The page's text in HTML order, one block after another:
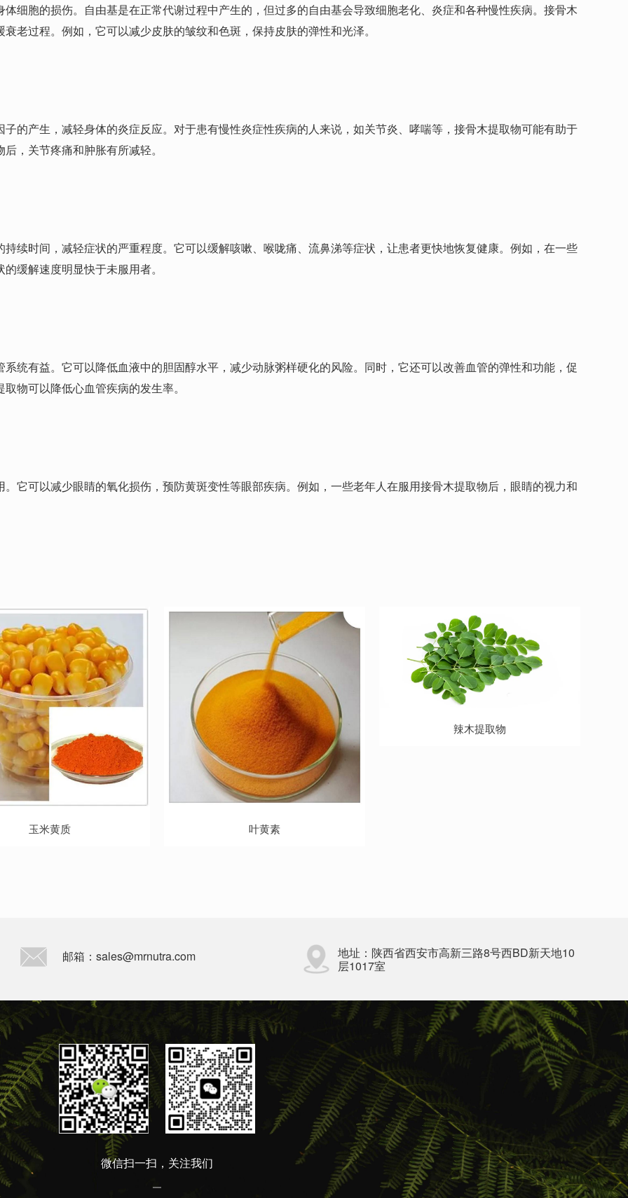
玉米黄质 叶黄素
辣木提取物
细胞的损伤。自由基是在正常代谢过程中产生的，但过多的自由基会导致细胞老化、炎症和各种慢性疾病。接骨木
老过程。例如，它可以减少皮肤的皱纹和色斑，保持皮肤的弹性和光泽。
的产生，减轻身体的炎症反应。对于患有慢性炎症性疾病的人来说，如关节炎、哮喘等，接骨木提取物可能有助于
，关节疼痛和肿胀有所减轻。
续时间，减轻症状的严重程度。它可以缓解咳嗽、喉咙痛、流鼻涕等症状，让患者更快地恢复健康。例如，在一些
缓解速度明显快于未服用者。
统有益。它可以降低血液中的胆固醇水平，减少动脉粥样硬化的风险。同时，它还可以改善血管的弹性和功能，促
物可以降低心血管疾病的发生率。
它可以减少眼睛的氧化损伤，预防黄斑变性等眼部疾病。例如，一些老年人在服用接骨木提取物后，眼睛的视力和
邮箱：sales@mrnutra.com
地址：陕西省西安市高新三路8号西BD新天地10
层1017室
微信扫一扫，关注我们